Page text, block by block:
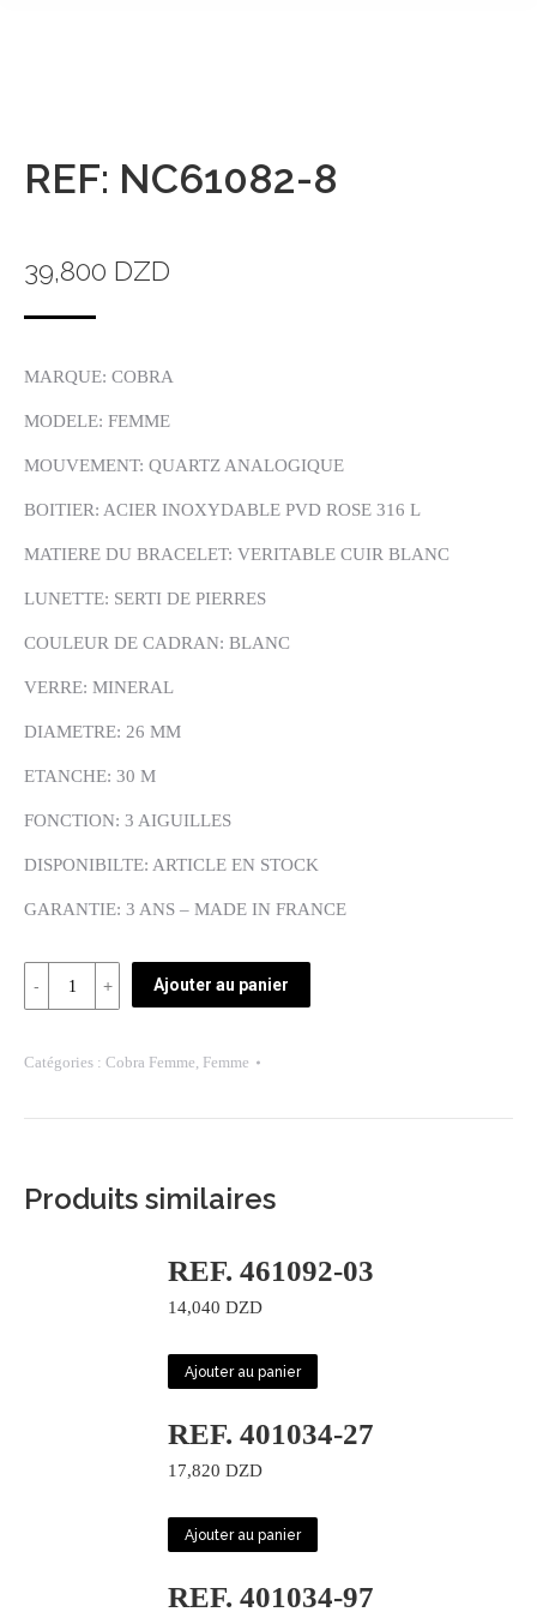
REF: NC61082-8
39,800 DZD
MARQUE: COBRA
MODELE: FEMME
MOUVEMENT: QUARTZ ANALOGIQUE
BOITIER: ACIER INOXYDABLE PVD ROSE 316 L
MATIERE DU BRACELET: VERITABLE CUIR BLANC
LUNETTE: SERTI DE PIERRES
COULEUR DE CADRAN: BLANC
VERRE: MINERAL
DIAMETRE: 26 MM
ETANCHE: 30 M
FONCTION: 3 AIGUILLES
DISPONIBILTE: ARTICLE EN STOCK
GARANTIE: 3 ANS – MADE IN FRANCE
Quantité
REF:
8
Ajouter au panier
Catégories : Cobra Femme, Femme
Produits similaires
REF. 461092-03
14,040 DZD
Ajouter au panier
REF. 401034-27
17,820 DZD
Ajouter au panier
REF. 401034-97